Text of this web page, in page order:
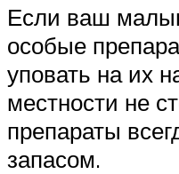
Если ваш
особые
уповать на их
местности не
препараты
запасом.